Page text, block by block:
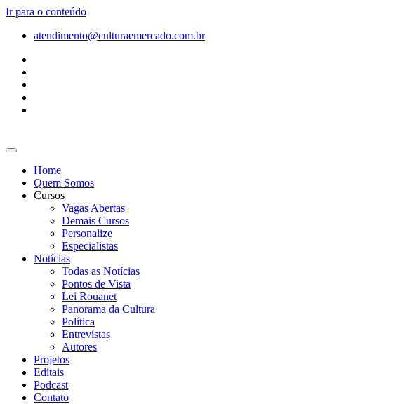
Ir para o conteúdo
atendimento@culturaemercado.com.br
Home
Quem Somos
Cursos
Vagas Abertas
Demais Cursos
Personalize
Especialistas
Notícias
Todas as Notícias
Pontos de Vista
Lei Rouanet
Panorama da Cultura
Política
Entrevistas
Autores
Projetos
Editais
Podcast
Contato